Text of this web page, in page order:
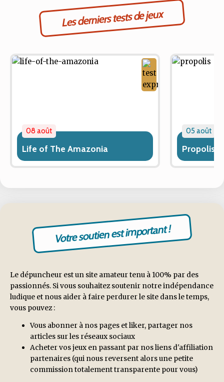
Les derniers tests de jeux
08 août
Life of The Amazonia
05 août
Propolis
Votre soutien est important !
Le dépuncheur est un site amateur tenu à 100% par des
passionnés. Si vous souhaitez soutenir notre indépendance
ludique et nous aider à faire perdurer le site dans le temps,
vous pouvez :
Vous abonner à nos pages et liker, partager nos
articles sur les réseaux sociaux
Acheter vos jeux en passant par nos liens d'affiliation
partenaires (qui nous reversent alors une petite
commission totalement transparente pour vous)